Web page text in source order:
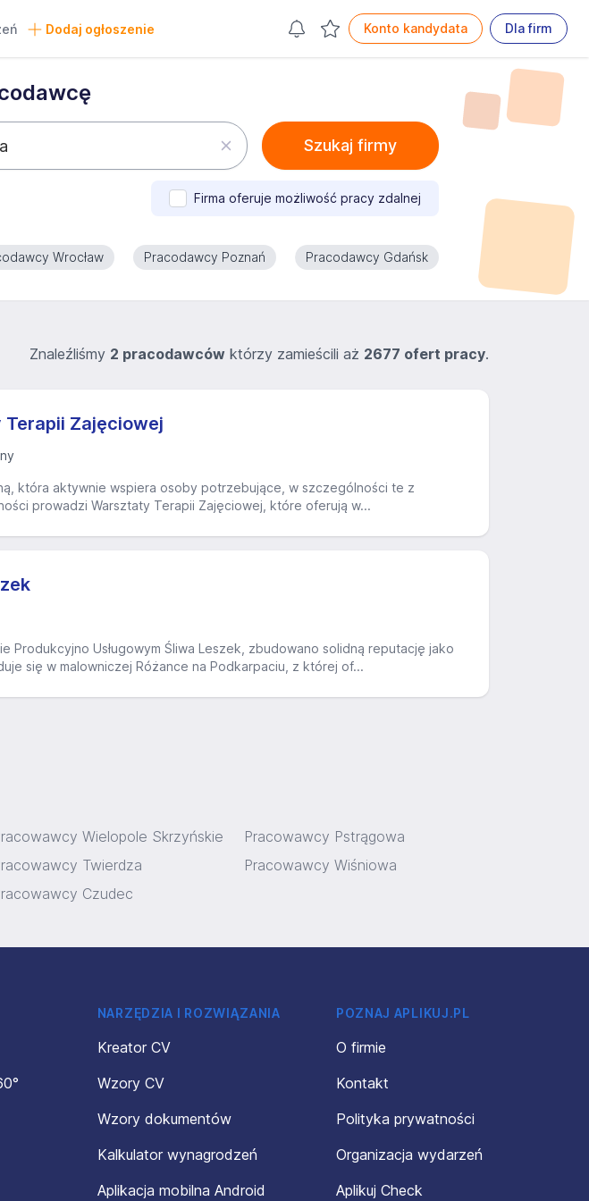
Dodaj ogłoszenie Konto kandydata Dla firm
Szukaj firmy
Firma oferuje możliwość pracy zdalnej
Wrocław Pracodawcy Poznań Pracodawcy Gdańsk
Znaleźliśmy 2 pracodawców którzy zamieścili aż 2677 ofert pracy.
Zajęciowej
która aktywnie wspiera osoby potrzebujące, w szczególności te z
prowadzi Warsztaty Terapii Zajęciowej, które oferują w...
Produkcyjno Usługowym Śliwa Leszek, zbudowano solidną reputację jako
się w malowniczej Różance na Podkarpaciu, z której of...
Wielopole Skrzyńskie
Pracowawcy Pstrągowa
Twierdza
Pracowawcy Wiśniowa
Czudec
NARZĘDZIA I ROZWIĄZANIA
Kreator CV
Wzory CV
Wzory dokumentów
Kalkulator wynagrodzeń
Aplikacja mobilna Android
POZNAJ APLIKUJ.PL
O firmie
Kontakt
Polityka prywatności
Organizacja wydarzeń
Aplikuj Check